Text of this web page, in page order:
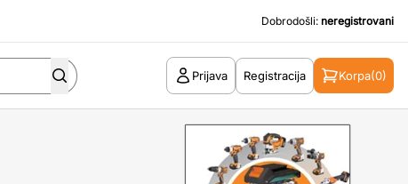
Dobrodošli: neregistrovani
Prijava Registracija Korpa(0)